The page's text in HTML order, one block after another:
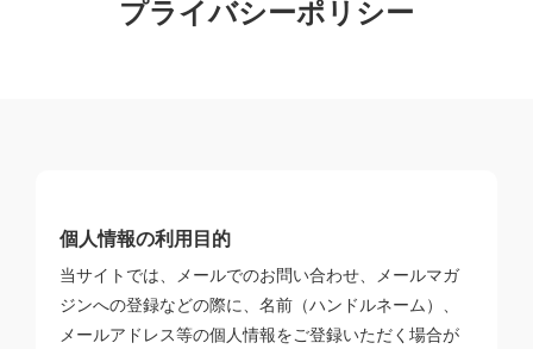
プライバシーポリシー
個人情報の利用目的
当サイトでは、メールでのお問い合わせ、メールマガ
ジンへの登録などの際に、名前（ハンドルネーム）、
メールアドレス等の個人情報をご登録いただく場合が